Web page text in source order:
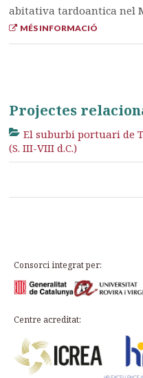
abitativa tardoantica nel
MÉS INFORMACIÓ
Projectes
El suburbi portuari de
(S. III-VIII d.C.)
Consorci integrat per:
Centre acreditat: